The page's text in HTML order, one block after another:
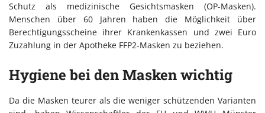
Schutz als medizinische Gesichtsmasken (OP-Masken).
Menschen über 60 Jahren haben die Möglichkeit über
Berechtigungsscheine ihrer Krankenkassen und zwei Euro
Zuzahlung in der Apotheke FFP2-Masken zu beziehen.
Hygiene bei den Masken wichtig
Da die Masken teurer als die weniger schützenden Varianten